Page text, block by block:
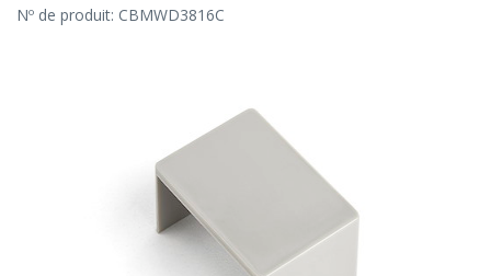
Nº de produit: CBMWD3816C